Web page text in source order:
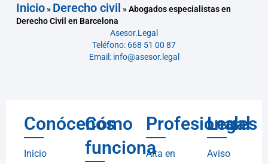
Inicio» Derecho civil »Abogados especialistas en
Derecho Civil en Barcelona
Asesor.Legal
Teléfono: 668 51 00 87
Email: info@asesor.legal
Conócenos
Inicio
Cómo
funciona
Profesionales
Alta en
Legal
Aviso